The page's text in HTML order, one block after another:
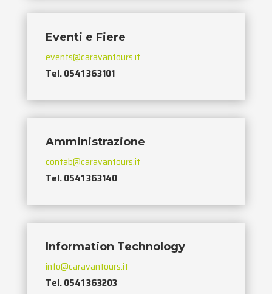
Eventi e Fiere
events@caravantours.it
Tel. 0541 363101
Amministrazione
contab@caravantours.it
Tel. 0541 363140
Information Technology
info@caravantours.it
Tel. 0541 363203